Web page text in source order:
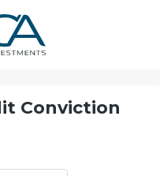
Conviction